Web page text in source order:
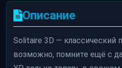
Описание
Solitaire 3D — классический
возможно, помните ещё с